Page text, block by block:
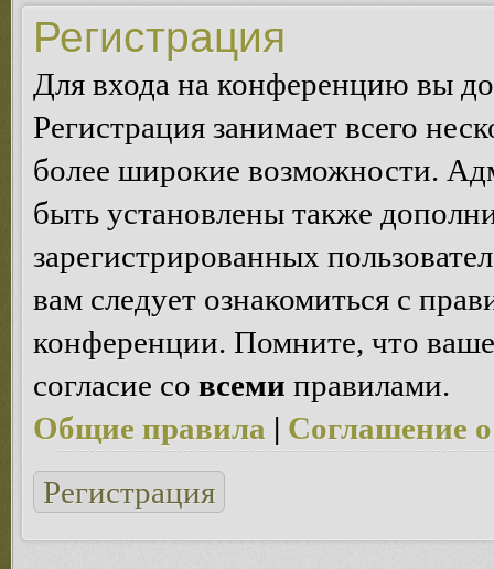
Регистрация
Для входа на конференцию вы
Регистрация занимает всего
более широкие возможности.
быть установлены также
зарегистрированных
вам следует ознакомиться с
конференции. Помните, что
согласие со всеми правилами.
Общие правила | Соглашение
Регистрация